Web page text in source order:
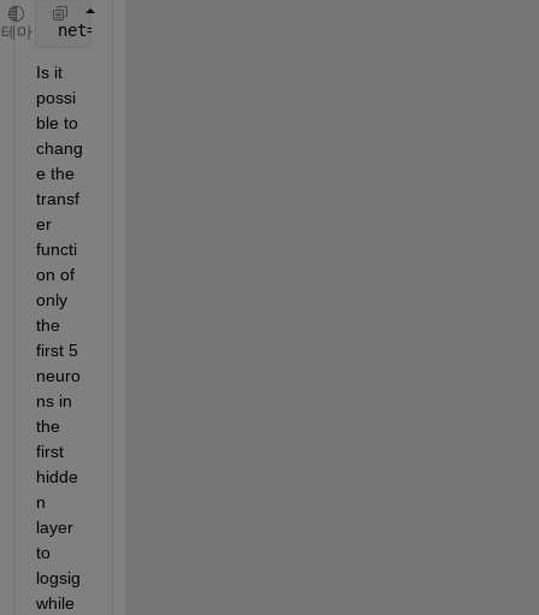
테마 net=fitnet(10);
Is it
possi
ble to
chang
e the
transf
er
functi
on of
only
the
first 5
neuro
ns in
the
first
hidde
n
layer
to
logsig
while